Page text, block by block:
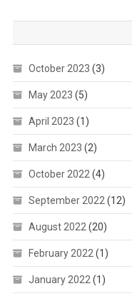
October 2023 (3)
May 2023 (5)
April 2023 (1)
March 2023 (2)
October 2022 (4)
September 2022 (12)
August 2022 (20)
February 2022 (1)
January 2022 (1)